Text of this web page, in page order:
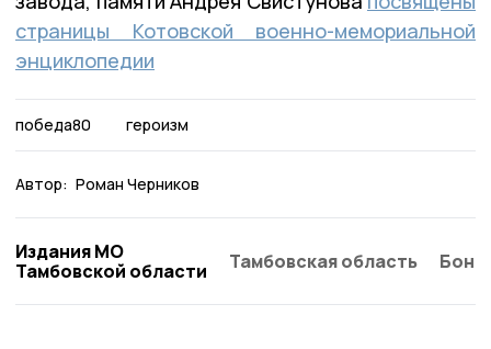
страницы Котовской военно-мемориальной
энциклопедии
победа80 героизм
Автор: Роман Черников
Издания МО
Тамбовской области
Тамбовская область